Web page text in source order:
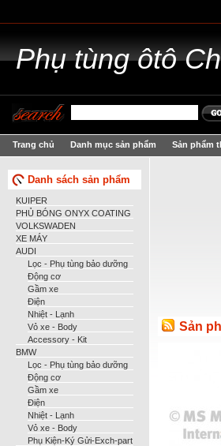
Phụtùng ôtô
Trang chủ Danh mục sản phẩm Sản phẩm
Danh sách sản phẩm
KUIPER
PHỦ BÓNG ONYX COATING
VOLKSWADEN
XE MÁY
AUDI
Lọc - Phụ tùng bảo dưỡng
Động cơ
Gầm xe
Điện
Nhiệt - Lạnh
Vỏ xe - Body
Accessory - Kit
BMW
Lọc - Phụ tùng bảo dưỡng
Động cơ
Gầm xe
Điện
Nhiệt - Lạnh
Vỏ xe - Body
Phụ Kiện-Ký Gửi-Exch-part
Sản